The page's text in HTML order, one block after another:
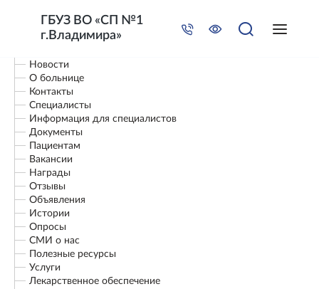
Новости
О больнице
Контакты
Специалисты
Информация для специалистов
Документы
Пациентам
Вакансии
Награды
Отзывы
Объявления
Истории
Опросы
СМИ о нас
Полезные ресурсы
Услуги
Лекарственное обеспечение
ГБУЗ ВО «СП №1
г.Владимира»